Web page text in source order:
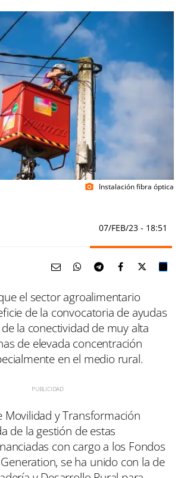
photo_camera Instalación fibra óptica
07/FEB/23 - 18:51
el sector agroalimentario
de la convocatoria de ayudas
la conectividad de muy alta
de elevada concentración
en el medio rural.
Movilidad y Transformación
de la gestión de estas
con cargo a los Fondos
se ha unido con la de